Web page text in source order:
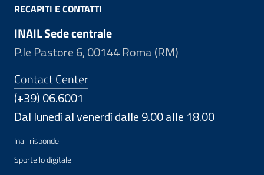
RECAPITI E CONTATTI
INAIL Sede centrale
P.le Pastore 6, 00144 Roma (RM)
Contact Center
(+39) 06.6001
Dal lunedì al venerdì dalle 9.00 alle 18.00
Inail risponde
Sportello digitale